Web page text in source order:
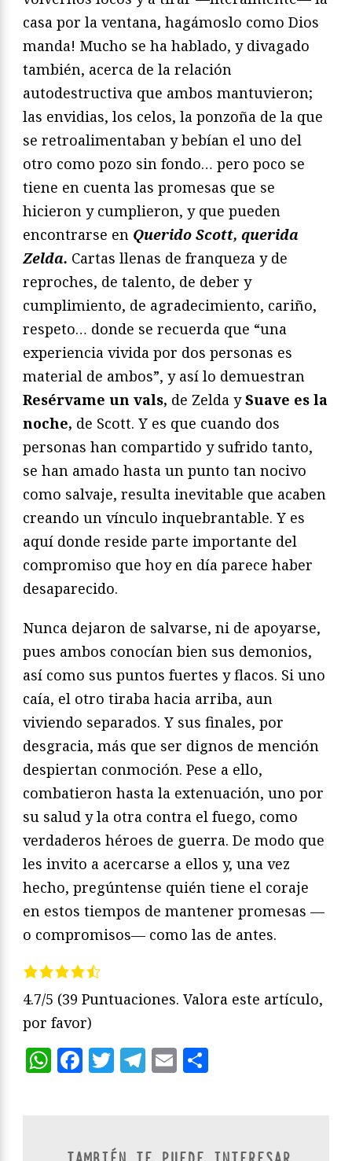
casa por la ventana, hagámoslo como Dios
manda! Mucho se ha hablado, y divagado
también, acerca de la relación
autodestructiva que ambos mantuvieron;
las envidias, los celos, la ponzoña de la que
se retroalimentaban y bebían el uno del
otro como pozo sin fondo… pero poco se
tiene en cuenta las promesas que se
hicieron y cumplieron, y que pueden
encontrarse en Querido Scott, querida
Zelda. Cartas llenas de franqueza y de
reproches, de talento, de deber y
cumplimiento, de agradecimiento, cariño,
respeto… donde se recuerda que “una
experiencia vivida por dos personas es
material de ambos”, y así lo demuestran
Resérvame un vals, de Zelda ySuave es la
noche, de Scott. Y es que cuando dos
personas han compartido y sufrido tanto,
se han amado hasta un punto tan nocivo
como salvaje, resulta inevitable que acaben
creando un vínculo inquebrantable. Y es
aquí donde reside parte importante del
compromiso que hoy en día parece haber
desaparecido.
Nunca dejaron de salvarse, ni de apoyarse,
pues ambos conocían bien sus demonios,
así como sus puntos fuertes y flacos. Si uno
caía, el otro tiraba hacia arriba, aun
viviendo separados. Y sus finales, por
desgracia, más que ser dignos de mención
despiertan conmoción. Pese a ello,
combatieron hasta la extenuación, uno por
su salud y la otra contra el fuego, como
verdaderos héroes de guerra. De modo que
les invito a acercarse a ellos y, una vez
hecho, pregúntense quién tiene el coraje
en estos tiempos de mantener promesas —
o compromisos— como las de antes.
4.7/5 (39 Puntuaciones. Valora este artículo,
por favor)
WhatsApp
Facebook
Twitter
Telegram
Email